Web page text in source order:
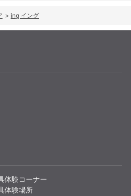
> ing イング
体験コーナー
体験場所